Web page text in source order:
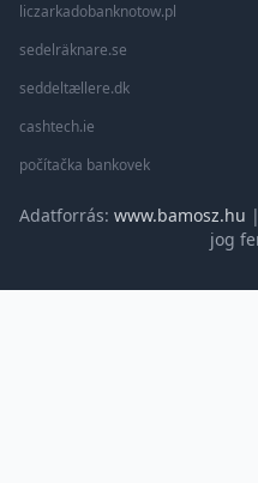
liczarkadobanknotow.pl
sedelräknare.se
seddeltællere.dk
cashtech.ie
počítačka bankovek
Adatforrás: www.bamosz.hu
jog